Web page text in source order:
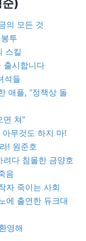
)
의 모든 것
투
스킬
출시합니다
석들
애플, “정책상 돌
면 쳐”
무것도 하지 마!
! 원준호
다 침몰한 금양호
음
자 죽이는 사회
에 출연한 듀크대
영해